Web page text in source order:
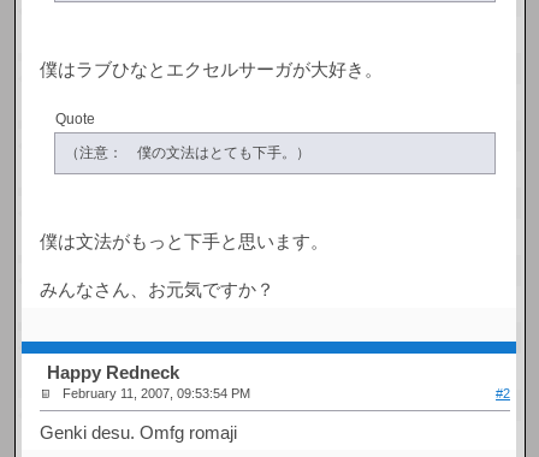
僕はラブひなとエクセルサーガが大好き。
Quote
（注意： 僕の文法はとても下手。）
僕は文法がもっと下手と思います。
みんなさん、お元気ですか？
Happy Redneck
February 11, 2007, 09:53:54 PM #2
Genki desu. Omfg romaji